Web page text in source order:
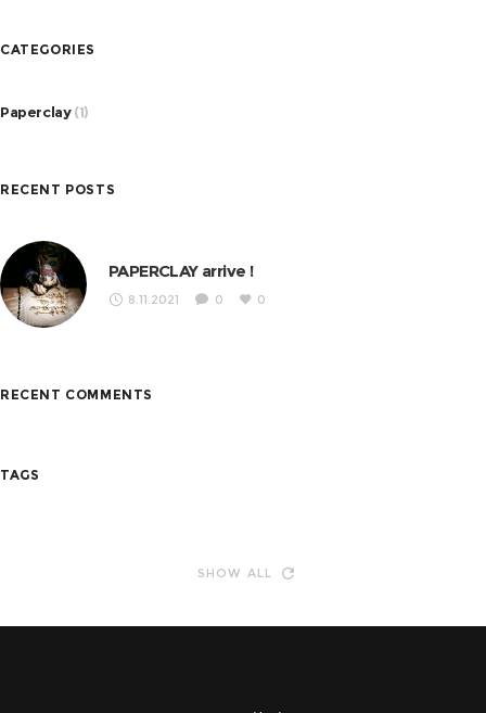
CATEGORIES
Paperclay(1)
RECENT POSTS
PAPERCLAY arrive !
8.11.2021 0 0
RECENT COMMENTS
TAGS
SHOW ALL